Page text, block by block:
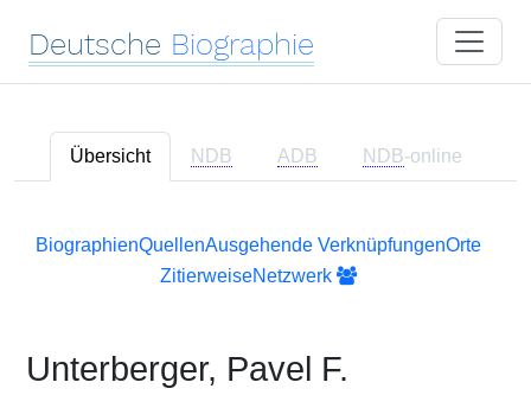
Deutsche Biographie
Übersicht NDB ADB NDB-online
BiographienQuellenAusgehende VerknüpfungenOrte
ZitierweiseNetzwerk
Unterberger, Pavel F.